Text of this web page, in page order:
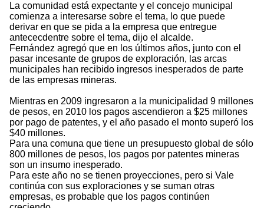
La comunidad está expectante y el concejo municipal
comienza a interesarse sobre el tema, lo que puede
derivar en que se pida a la empresa que entregue
antececdentre sobre el tema, dijo el alcalde.
Fernández agregó que en los últimos años, junto con el
pasar incesante de grupos de exploración, las arcas
municipales han recibido ingresos inesperados de parte
de las empresas mineras.
Mientras en 2009 ingresaron a la municipalidad 9 millones
de pesos, en 2010 los pagos ascendieron a $25 millones
por pago de patentes, y el año pasado el monto superó los
$40 millones.
Para una comuna que tiene un presupuesto global de sólo
800 millones de pesos, los pagos por patentes mineras
son un insumo inesperado.
Para este año no se tienen proyecciones, pero si Vale
continúa con sus exploraciones y se suman otras
empresas, es probable que los pagos continúen